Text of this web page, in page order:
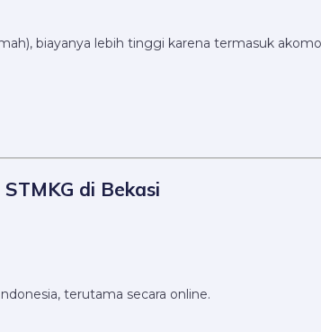
biayanya lebih tinggi karena termasuk
di Bekasi
terutama secara online.